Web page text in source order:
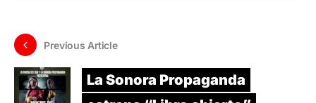
Previous Article
La Sonora Propaganda